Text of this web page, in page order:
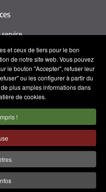
et ceux de tiers pour le bon
de notre site web. Vous pouvez
le bouton "Accepter", refuser leur
ou les configurer à partir du
plus amples informations dans
de cookies.
!
service
nous
de confidentialité
cookies